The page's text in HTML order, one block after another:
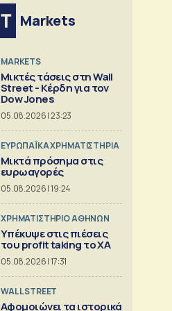
Markets
MARKETS
Μικτές τάσεις στη Wall
Street - Κέρδη για τον
Dow Jones
05.08.2026 | 23:23
ΕΥΡΩΠΑΪΚΑ ΧΡΗΜΑΤΙΣΤΗΡΙΑ
Μικτά πρόσημα στις
ευρωαγορές
05.08.2026 | 19:24
XΡΗΜΑΤΙΣΤΗΡΙΟ ΑΘΗΝΩΝ
Υπέκυψε στις πιέσεις
του profit taking το ΧΑ
05.08.2026 | 17:31
WALL STREET
Αφομοιώνει τα ιστορικά